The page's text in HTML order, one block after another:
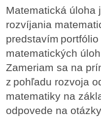
Matematická úloha
rozvíjania
predstavím
matematických
Zameriam sa na
z pohľadu rozvoja
matematiky na
odpovede na